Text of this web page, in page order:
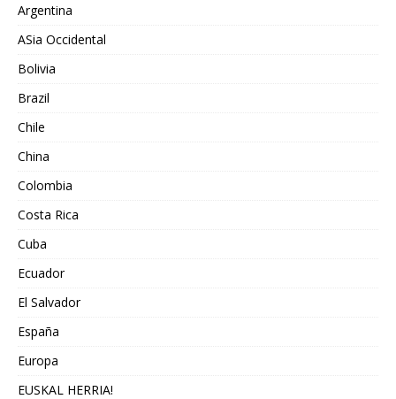
Argentina
ASia Occidental
Bolivia
Brazil
Chile
China
Colombia
Costa Rica
Cuba
Ecuador
El Salvador
España
Europa
EUSKAL HERRIA!